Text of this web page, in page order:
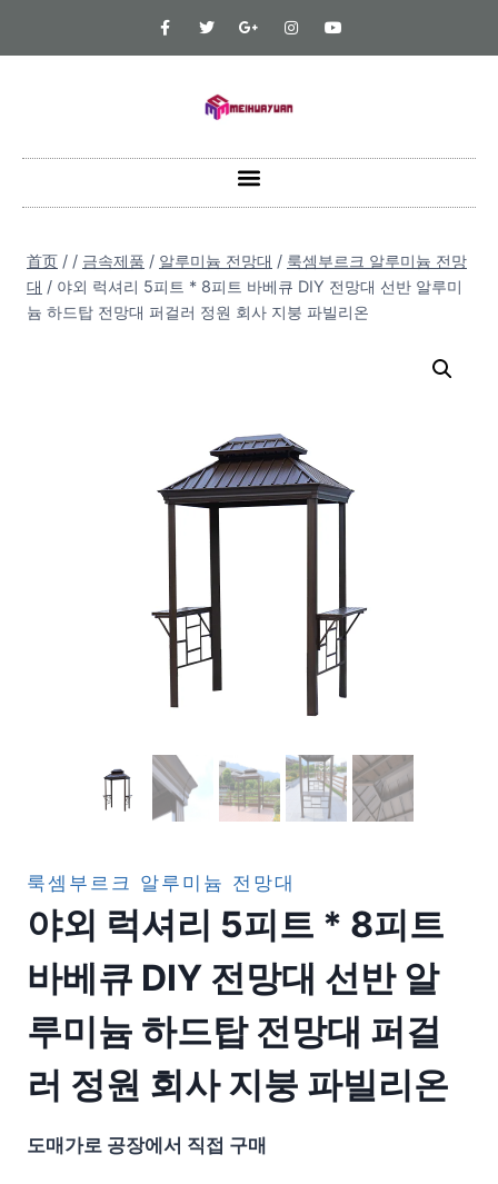
首页 / / 금속제품 / 알루미늄 전망대 / 룩셈부르크 알루미늄 전망
대 / 야외 럭셔리 5피트 * 8피트 바베큐 DIY 전망대 선반 알루미
늄 하드탑 전망대 퍼걸러 정원 회사 지붕 파빌리온
룩셈부르크 알루미늄 전망대
야외 럭셔리 5피트 * 8피트
바베큐 DIY 전망대 선반 알
루미늄 하드탑 전망대 퍼걸
러 정원 회사 지붕 파빌리온
도매가로 공장에서 직접 구매